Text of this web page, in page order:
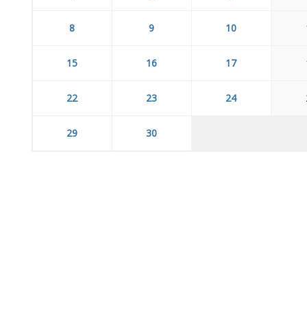
8 9 10
15 16 17
22 23 24
29 30